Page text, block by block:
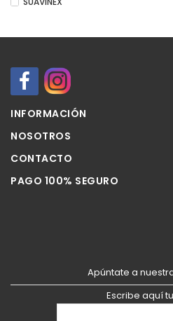
INFORMACIÓN
NOSOTROS
CONTACTO
PAGO 100% SEGURO
Apúntate a
Escribe aquí